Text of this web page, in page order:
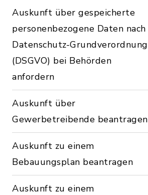
Auskunft über gespeicherte
personenbezogene Daten nach
Datenschutz-Grundverordnung
(DSGVO) bei Behörden
anfordern
Auskunft über
Gewerbetreibende beantragen
Auskunft zu einem
Bebauungsplan beantragen
Auskunft zu einem